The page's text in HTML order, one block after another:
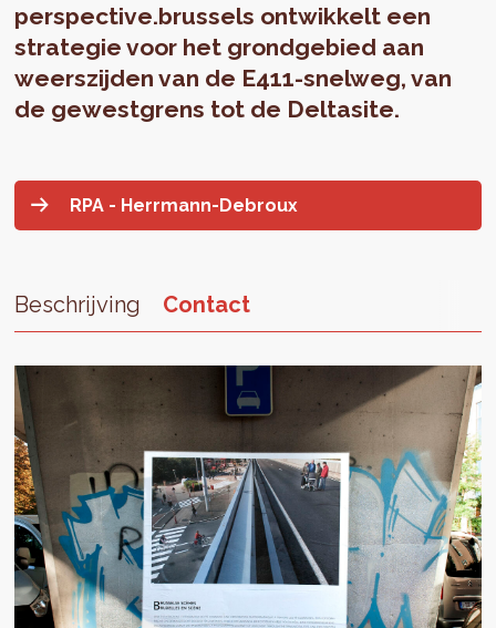
perspective.brussels ontwikkelt een
strategie voor het grondgebied aan
weerszijden van de E411-snelweg, van
de gewestgrens tot de Deltasite.
RPA - Herrmann-Debroux
Beschrijving Contact